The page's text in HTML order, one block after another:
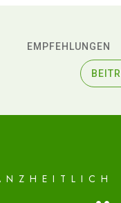
EMPFEHLUNGEN